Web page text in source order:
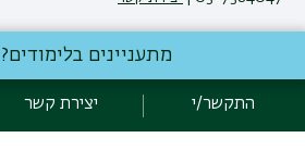
אגף תקשוב, אוניברסיטת בר-אילן
אקדימה בר-אילן
מתעניינים בלימודים?
התקשר/י יצירת קשר